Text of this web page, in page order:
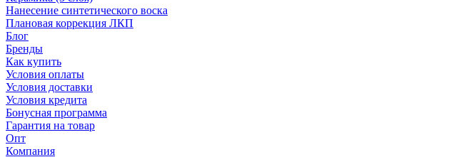
Нанесение синтетического воска
Плановая коррекция ЛКП
Блог
Бренды
Как купить
Условия оплаты
Условия доставки
Условия кредита
Бонусная программа
Гарантия на товар
Опт
Компания